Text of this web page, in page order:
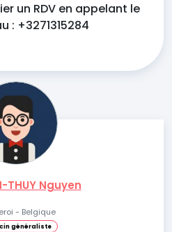
un RDV en appelant le
: +3271315284
THUY Nguyen
- Belgique
généraliste